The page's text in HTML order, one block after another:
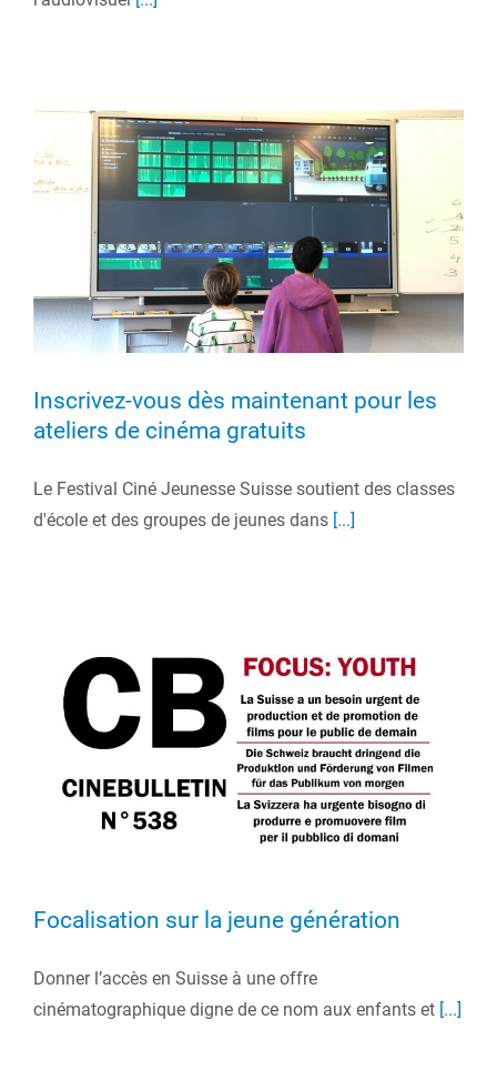
Inscrivez-vous dès maintenant pour les
ateliers de cinéma gratuits
Le Festival Ciné Jeunesse Suisse soutient des classes
d'école et des groupes de jeunes dans [...]
Focalisation sur la jeune génération
Donner l’accès en Suisse à une offre
cinématographique digne de ce nom aux enfants et [...]